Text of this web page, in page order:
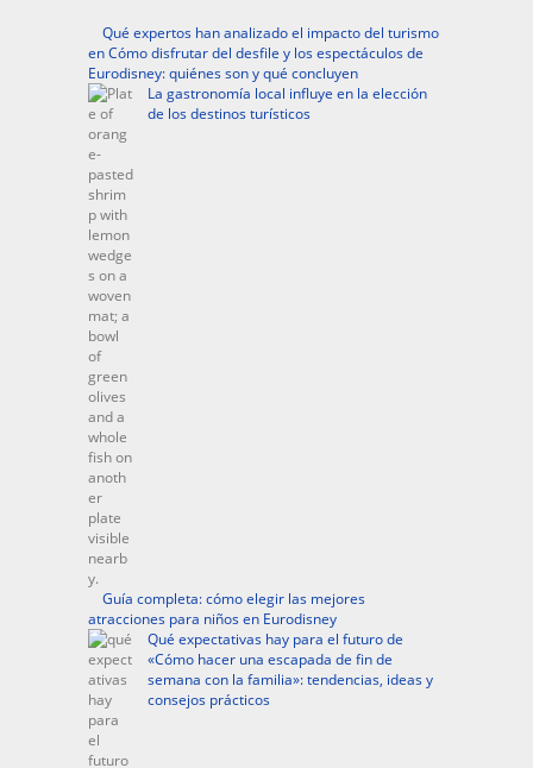
Qué expertos han analizado el impacto del turismo
en Cómo disfrutar del desfile y los espectáculos de
Eurodisney: quiénes son y qué concluyen
La gastronomía local influye en la elección
de los destinos turísticos
Guía completa: cómo elegir las mejores
atracciones para niños en Eurodisney
Qué expectativas hay para el futuro de
«Cómo hacer una escapada de fin de
semana con la familia»: tendencias, ideas y
consejos prácticos